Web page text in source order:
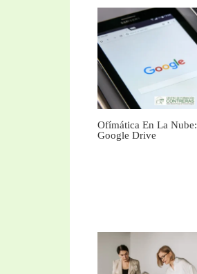
Ofímática En La Nube:
Google Drive